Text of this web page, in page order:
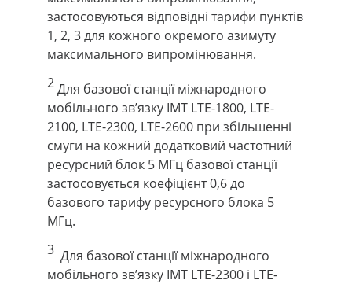
застосовуються відповідні тарифи пунктів
1, 2, 3 для кожного окремого азимуту
максимального випромінювання.
2Для базової станції міжнародного
мобільного зв’язку IMT LTE-1800, LTE-
2100, LTE-2300, LTE-2600 при збільшенні
смуги на кожний додатковий частотний
ресурсний блок 5 МГц базової станції
застосовується коефіцієнт 0,6 до
базового тарифу ресурсного блока 5
МГц.
3 Для базової станції міжнародного
мобільного зв’язку IMT LTE-2300 і LTE-